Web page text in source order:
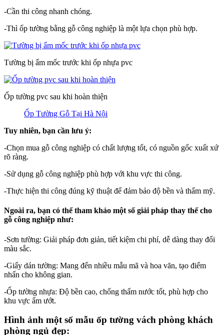
-Cần thi công nhanh chóng.
-Thì ốp tường bằng gỗ công nghiệp là một lựa chọn phù hợp.
Tường bị ẩm mốc trước khi ốp nhựa pvc
Ốp tường pvc sau khi hoàn thiện
Ốp Tường Gỗ Tại Hà Nội
Tuy nhiên, bạn cần lưu ý:
-Chọn mua gỗ công nghiệp có chất lượng tốt, có nguồn gốc xuất xứ
rõ ràng.
-Sử dụng gỗ công nghiệp phù hợp với khu vực thi công.
-Thực hiện thi công đúng kỹ thuật để đảm bảo độ bền và thẩm mỹ.
Ngoài ra, bạn có thể tham khảo một số giải pháp thay thế cho
gỗ công nghiệp như:
-Sơn tường: Giải pháp đơn giản, tiết kiệm chi phí, dễ dàng thay đổi
màu sắc.
-Giấy dán tường: Mang đến nhiều mẫu mã và hoa văn, tạo điểm
nhấn cho không gian.
-Ốp tường nhựa: Độ bền cao, chống thấm nước tốt, phù hợp cho
khu vực ẩm ướt.
Hình ảnh một số mẫu ốp tường vách phòng khách
phòng ngủ đẹp: